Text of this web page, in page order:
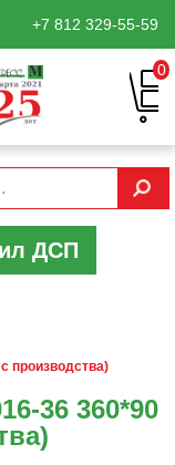
+7 812 329-55-59
0
ДСП
производства)
36 360*90